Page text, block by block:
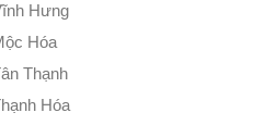
Hưng
Hóa
Thạnh
Hóa